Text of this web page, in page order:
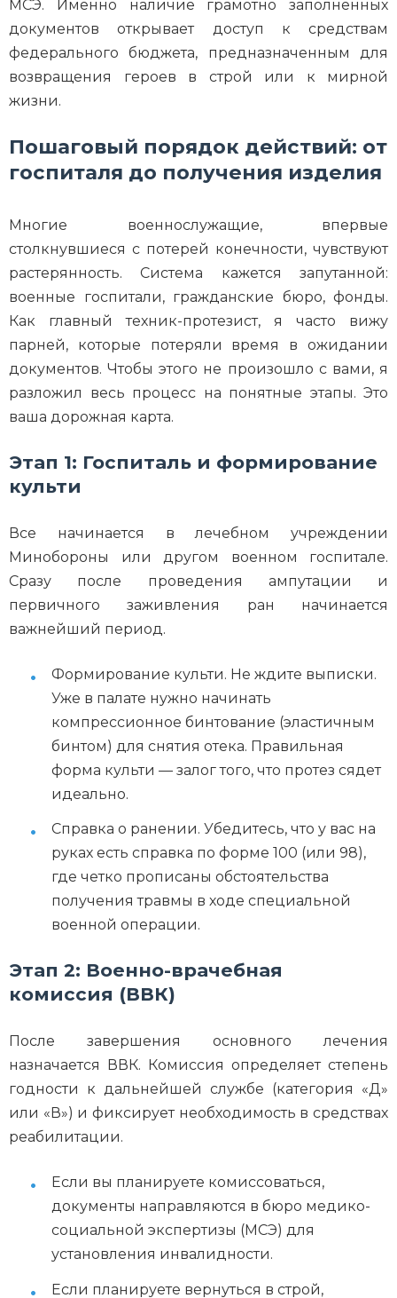
МСЭ. Именно наличие грамотно заполненных
документов открывает доступ к средствам
федерального бюджета, предназначенным для
возвращения героев в строй или к мирной
жизни.
Пошаговый порядок действий: от
госпиталя до получения изделия
Многие военнослужащие, впервые
столкнувшиеся с потерей конечности, чувствуют
растерянность. Система кажется запутанной:
военные госпитали, гражданские бюро, фонды.
Как главный техник-протезист, я часто вижу
парней, которые потеряли время в ожидании
документов. Чтобы этого не произошло с вами, я
разложил весь процесс на понятные этапы. Это
ваша дорожная карта.
Этап 1: Госпиталь и формирование
культи
Все начинается в лечебном учреждении
Минобороны или другом военном госпитале.
Сразу после проведения ампутации и
первичного заживления ран начинается
важнейший период.
Формирование культи. Не ждите выписки.
Уже в палате нужно начинать
компрессионное бинтование (эластичным
бинтом) для снятия отека. Правильная
форма культи — залог того, что протез сядет
идеально.
Справка о ранении. Убедитесь, что у вас на
руках есть справка по форме 100 (или 98),
где четко прописаны обстоятельства
получения травмы в ходе специальной
военной операции.
Этап 2: Военно-врачебная
комиссия (ВВК)
После завершения основного лечения
назначается ВВК. Комиссия определяет степень
годности к дальнейшей службе (категория «Д»
или «В») и фиксирует необходимость в средствах
реабилитации.
Если вы планируете комиссоваться,
документы направляются в бюро медико-
социальной экспертизы (МСЭ) для
установления инвалидности.
Если планируете вернуться в строй,